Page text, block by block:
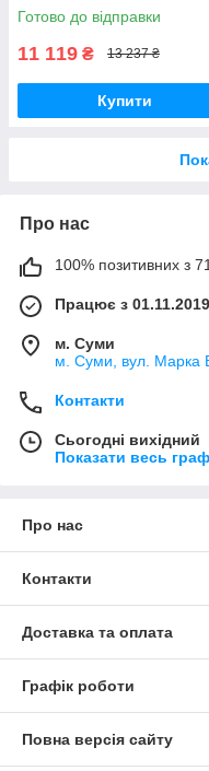
Готово до відправки
11 119 ₴ 13 237 ₴
Купити
Про нас
100% позитивних з 71
Працює з 01.11.2019
м. Суми
м. Суми, вул. Марка
Контакти
Сьогодні вихідний
Показати весь
Про нас
Контакти
Доставка та оплата
Графік роботи
Повна версія сайту